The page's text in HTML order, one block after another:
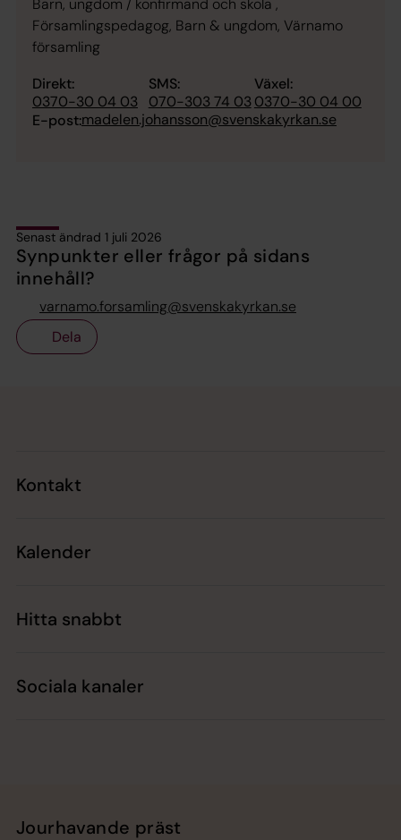
Församlingspedagog, Barn & ungdom, Värnamo
församling
Direkt:
0370-30 04 03
SMS:
070-303 74 03
Växel:
0370-30 04 00
E-post:madelen.johansson@svenskakyrkan.se
Senast ändrad 1 juli 2026
Synpunkter eller frågor på sidans
innehåll?
varnamo.forsamling@svenskakyrkan.se
Dela
Kontakt
Kalender
Hitta snabbt
Sociala kanaler
Jourhavande präst